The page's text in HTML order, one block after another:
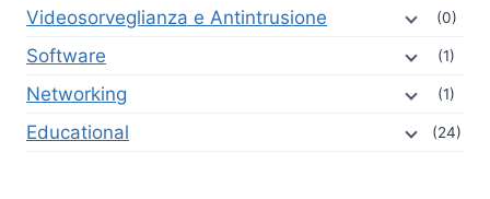
Videosorveglianza e Antintrusione (0)
Software (1)
Networking (1)
Educational (24)